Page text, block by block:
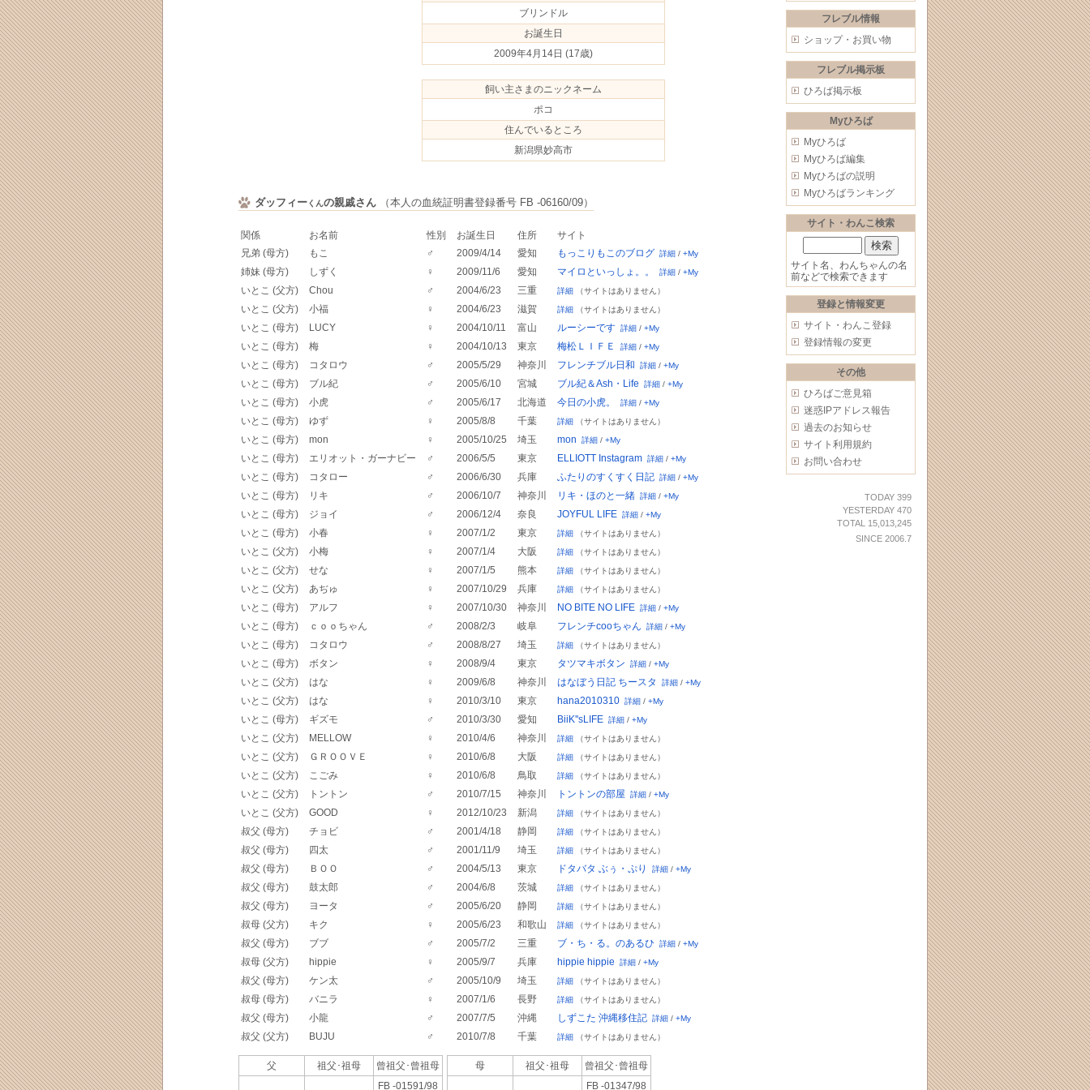
フレブル情報
ショップ・お買い物
フレブル掲示板
ひろば掲示板
Myひろば
Myひろば
Myひろば編集
Myひろばの説明
Myひろばランキング
サイト・わんこ検索
サイト名、わんちゃんの名
前などで検索できます
登録と情報変更
サイト・わんこ登録
登録情報の変更
その他
ひろばご意見箱
迷惑IPアドレス報告
過去のお知らせ
サイト利用規約
お問い合わせ
TODAY 399
YESTERDAY 470
TOTAL 15,013,245
SINCE 2006.7
ブリンドル
お誕生日
2009年4月14日 (17歳)
飼い主さまのニックネーム
ポコ
住んでいるところ
新潟県妙高市
ダッフィーくんの親戚さん （本人の血統証明書登録番号 FB -06160/09）
関係 お名前 性別 お誕生日 住所
サイト
兄弟 (母方)
もこ ♂ 2009/4/14 愛知 もっこりもこのブログ 詳細 / +My
姉妹 (母方) しずく ♀ 2009/11/6 愛知 マイロといっしょ。。 詳細 / +My
いとこ (父方) Chou ♂ 2004/6/23 三重 詳細 （サイトはありません）
いとこ (父方) 小福 ♀ 2004/6/23 滋賀 詳細 （サイトはありません）
いとこ (母方) LUCY ♀ 2004/10/11 富山 ルーシーです 詳細 / +My
いとこ (母方) 梅 ♀ 2004/10/13 東京 梅松ＬＩＦＥ 詳細 / +My
いとこ (母方) コタロウ ♂ 2005/5/29 神奈川 フレンチブル日和 詳細 / +My
いとこ (母方) ブル紀 ♂ 2005/6/10 宮城 ブル紀＆Ash・Life 詳細 / +My
いとこ (母方) 小虎 ♂ 2005/6/17 北海道 今日の小虎。 詳細 / +My
いとこ (母方) ゆず ♀ 2005/8/8 千葉 詳細 （サイトはありません）
いとこ (母方) mon ♀ 2005/10/25 埼玉 mon 詳細 / +My
いとこ (母方) エリオット・ガーナビー ♂ 2006/5/5 東京 ELLIOTT Instagram 詳細 / +My
いとこ (母方) コタロー ♂ 2006/6/30 兵庫 ふたりのすくすく日記 詳細 / +My
いとこ (母方) リキ ♂ 2006/10/7 神奈川 リキ・ほのと一緒 詳細 / +My
いとこ (母方) ジョイ ♂ 2006/12/4 奈良 JOYFUL LIFE 詳細 / +My
いとこ (母方) 小春 ♀ 2007/1/2 東京 詳細 （サイトはありません）
いとこ (父方) 小梅 ♀ 2007/1/4 大阪 詳細 （サイトはありません）
いとこ (父方) せな ♀ 2007/1/5 熊本 詳細 （サイトはありません）
いとこ (父方) あぢゅ ♀ 2007/10/29 兵庫 詳細 （サイトはありません）
いとこ (母方) アルフ ♀ 2007/10/30 神奈川 NO BITE NO LIFE 詳細 / +My
いとこ (母方) ｃｏｏちゃん ♂ 2008/2/3 岐阜 フレンチcooちゃん 詳細 / +My
いとこ (母方) コタロウ ♂ 2008/8/27 埼玉 詳細 （サイトはありません）
いとこ (母方) ボタン ♀ 2008/9/4 東京 タツマキボタン 詳細 / +My
いとこ (父方) はな ♀ 2009/6/8 神奈川 はなぼう日記 ちースタ 詳細 / +My
いとこ (父方) はな ♀ 2010/3/10 東京 hana2010310 詳細 / +My
いとこ (母方) ギズモ ♂ 2010/3/30 愛知 BiiK''sLIFE 詳細 / +My
いとこ (父方) MELLOW ♀ 2010/4/6 神奈川 詳細 （サイトはありません）
いとこ (父方) ＧＲＯＯＶＥ ♀ 2010/6/8 大阪 詳細 （サイトはありません）
いとこ (父方) こごみ ♀ 2010/6/8 鳥取 詳細 （サイトはありません）
いとこ (父方) トントン ♂ 2010/7/15 神奈川 トントンの部屋 詳細 / +My
いとこ (父方) GOOD ♀ 2012/10/23 新潟 詳細 （サイトはありません）
叔父 (母方) チョビ ♂ 2001/4/18 静岡 詳細 （サイトはありません）
叔父 (母方) 四太 ♂ 2001/11/9 埼玉 詳細 （サイトはありません）
叔父 (母方) ＢＯＯ ♂ 2004/5/13 東京 ドタバタ ぶぅ・ぷり 詳細 / +My
叔父 (母方) 鼓太郎 ♂ 2004/6/8 茨城 詳細 （サイトはありません）
叔父 (母方) ヨータ ♂ 2005/6/20 静岡 詳細 （サイトはありません）
叔母 (父方) キク ♀ 2005/6/23 和歌山 詳細 （サイトはありません）
叔父 (母方) ブブ ♂ 2005/7/2 三重 ブ・ち・る。のあるひ 詳細 / +My
叔母 (父方) hippie ♀ 2005/9/7 兵庫 hippie hippie 詳細 / +My
叔父 (母方) ケン太 ♂ 2005/10/9 埼玉 詳細 （サイトはありません）
叔母 (母方) バニラ ♀ 2007/1/6 長野 詳細 （サイトはありません）
叔父 (母方) 小龍 ♂ 2007/7/5 沖縄 しずこた 沖縄移住記 詳細 / +My
叔父 (父方) BUJU ♂ 2010/7/8 千葉 詳細 （サイトはありません）
父 祖父･祖母 曾祖父･ 曾祖母
FB -01591/98
母 祖父･祖母 曾祖父･ 曾祖母
FB -01347/98